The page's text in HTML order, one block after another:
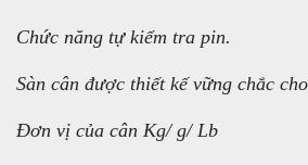
Chức năng tự kiểm tra pin.
Sàn cân được thiết kế vững chắc
Đơn vị của cân Kg/ g/ Lb